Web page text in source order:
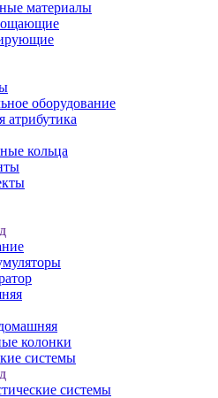
материалы
оборудование
атрибутика
кольца
колонки
системы
системы